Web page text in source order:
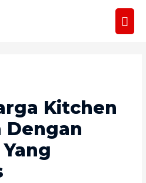
Kitchen
Dengan